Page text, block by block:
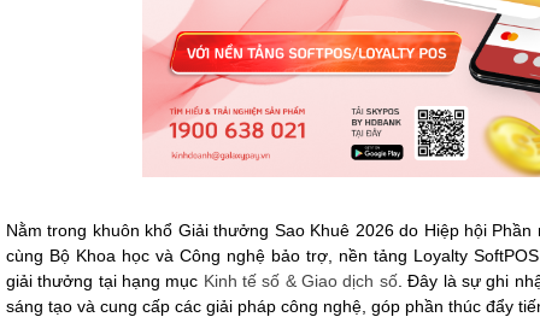
Nằm trong khuôn khổ Giải thưởng Sao Khuê 2026 do Hiệp hội
cùng Bộ Khoa học và Công nghệ bảo trợ, nền tảng Loyalty
giải thưởng tại hạng mục Kinh tế số & Giao dịch số. Đây là sự ghi
sáng tạo và cung cấp các giải pháp công nghệ, góp phần thúc đẩy